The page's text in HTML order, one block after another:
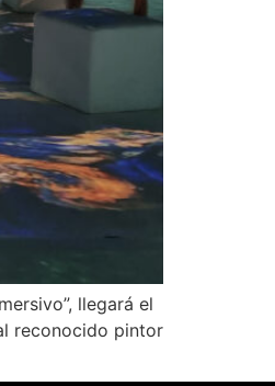
llegará el
reconocido pintor